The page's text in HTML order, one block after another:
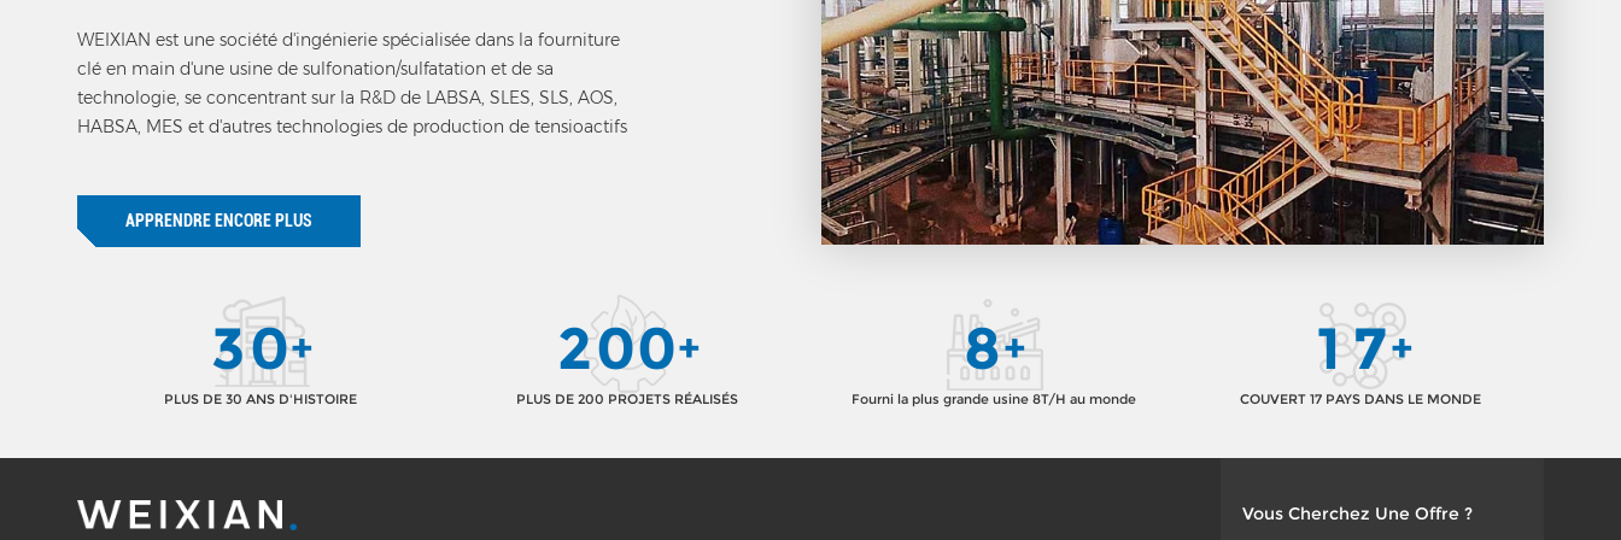
WEIXIAN est une société d'ingénierie spécialisée dans la fourniture
clé en main d'une usine de sulfonation/sulfatation et de sa
technologie, se concentrant sur la R&D de LABSA, SLES, SLS, AOS,
HABSA, MES et d'autres technologies de production de tensioactifs
APPRENDRE ENCORE PLUS
30+
PLUS DE 30 ANS D'HISTOIRE
200+
PLUS DE 200 PROJETS RÉALISÉS
8+
Fourni la plus grande usine 8T/H au monde
17+
COUVERT 17 PAYS DANS LE MONDE
Vous Cherchez Une Offre ?